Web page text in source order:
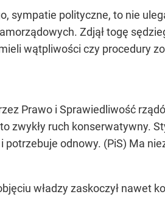
sympatie polityczne, to nie
Zdjął togę
wątpliwości czy procedury
Prawo i Sprawiedliwość
zwykły ruch konserwatywny.
potrzebuje odnowy. (PiS) Ma
władzy zaskoczył nawet